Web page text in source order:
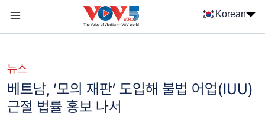
Korean
뉴스
베트남, ‘모의 재판’ 도입해 불법 어업(IUU)
근절 법률 홍보 나서